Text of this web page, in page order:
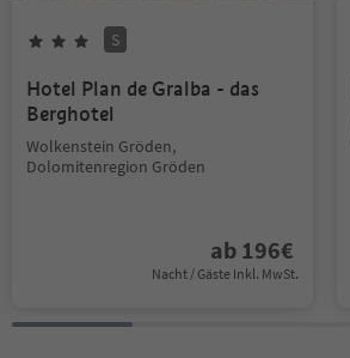
S
Hotel Plan de Gralba - das
Berghotel
Wolkenstein Gröden,
Dolomitenregion Gröden
ab 196€
Nacht / Gäste Inkl. MwSt.